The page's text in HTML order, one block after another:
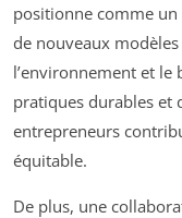
positionne comme un
de nouveaux
l’environnement et le
pratiques durables et
entrepreneurs
équitable.
De plus, une